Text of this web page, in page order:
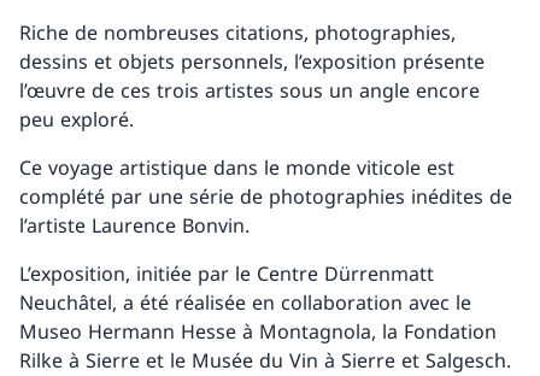
Riche de nombreuses citations, photographies,
dessins et objets personnels, l’exposition présente
l’œuvre de ces trois artistes sous un angle encore
peu exploré.
Ce voyage artistique dans le monde viticole est
complété par une série de photographies inédites de
l’artiste Laurence Bonvin.
L’exposition, initiée par le Centre Dürrenmatt
Neuchâtel, a été réalisée en collaboration avec le
Museo Hermann Hesse à Montagnola, la Fondation
Rilke à Sierre et le Musée du Vin à Sierre et Salgesch.